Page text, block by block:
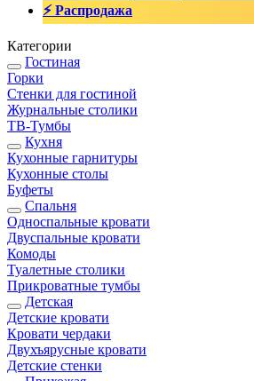
⚡ Распродажа
Категории
Гостиная
Горки
Стенки для гостиной
Журнальные столики
TВ-Тумбы
Кухня
Кухонные гарнитуры
Кухонные столы
Буфеты
Спальня
Односпальные кровати
Двуспальные кровати
Комоды
Туалетные столики
Прикроватные тумбы
Детская
Детские кровати
Кровати чердаки
Двухъярусные кровати
Детские стенки